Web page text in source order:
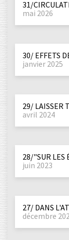
31/
mai 2026
30/ EFFETS
janvier 2025
29/ LAISSER
avril 2024
28/"SUR LES
juin 2023
27/ DANS
décembre